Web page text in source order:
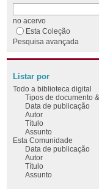
no acervo
Esta Coleção
Pesquisa avançada
Listar por
Todo a biblioteca digital
Tipos de documento
Data de publicação
Autor
Título
Assunto
Esta Comunidade
Data de publicação
Autor
Título
Assunto